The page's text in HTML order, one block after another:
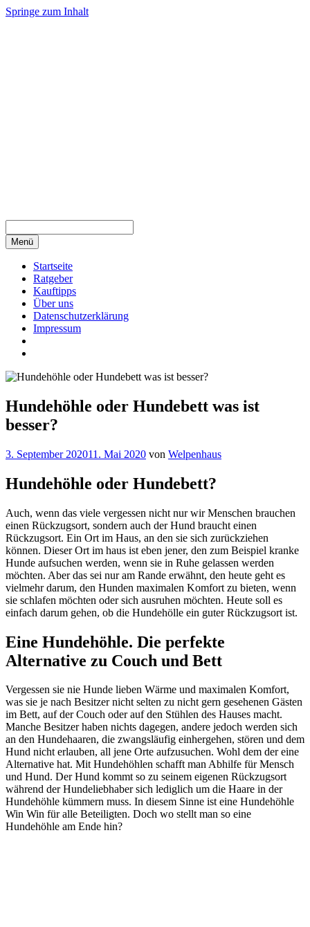
Springe zum Inhalt
Menü
Startseite
Ratgeber
Kauftipps
Über uns
Datenschutzerklärung
Impressum
Hundehöhle oder Hundebett was ist
besser?
3. September 202011. Mai 2020 von Welpenhaus
Hundehöhle oder Hundebett?
Auch, wenn das viele vergessen nicht nur wir Menschen brauchen
einen Rückzugsort, sondern auch der Hund braucht einen
Rückzugsort. Ein Ort im Haus, an den sie sich zurückziehen
können. Dieser Ort im haus ist eben jener, den zum Beispiel kranke
Hunde aufsuchen werden, wenn sie in Ruhe gelassen werden
möchten. Aber das sei nur am Rande erwähnt, den heute geht es
vielmehr darum, den Hunden maximalen Komfort zu bieten, wenn
sie schlafen möchten oder sich ausruhen möchten. Heute soll es
einfach darum gehen, ob die Hundehölle ein guter Rückzugsort ist.
Eine Hundehöhle. Die perfekte
Alternative zu Couch und Bett
Vergessen sie nie Hunde lieben Wärme und maximalen Komfort,
was sie je nach Besitzer nicht selten zu nicht gern gesehenen Gästen
im Bett, auf der Couch oder auf den Stühlen des Hauses macht.
Manche Besitzer haben nichts dagegen, andere jedoch werden sich
an den Hundehaaren, die zwangsläufig einhergehen, stören und dem
Hund nicht erlauben, all jene Orte aufzusuchen. Wohl dem der eine
Alternative hat. Mit Hundehöhlen schafft man Abhilfe für Mensch
und Hund. Der Hund kommt so zu seinem eigenen Rückzugsort
während der Hundeliebhaber sich lediglich um die Haare in der
Hundehöhle kümmern muss. In diesem Sinne ist eine Hundehöhle
Win Win für alle Beteiligten. Doch wo stellt man so eine
Hundehöhle am Ende hin?